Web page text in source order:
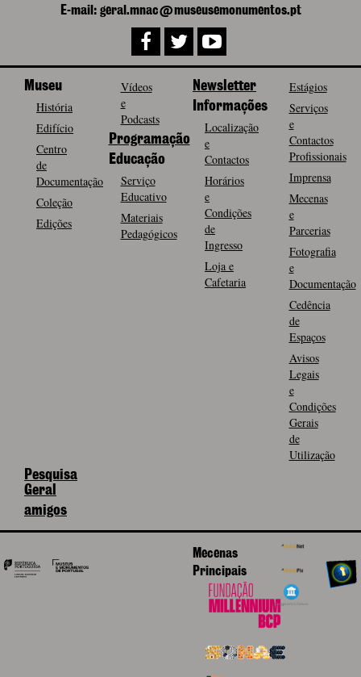
E-mail: geral.mnac@museusemonumentos.pt
Museu
História
Edifício
Centro
de
Documentação
Coleção
Edições
Vídeos
e
Podcasts
Programação
Educação
Serviço
Educativo
Materiais
Pedagógicos
Newsletter
Informações
Localização
e
Contactos
Horários
e
Condições
de
Ingresso
Loja e
Cafetaria
Estágios
Serviços
e
Contactos
Profissionais
Imprensa
Mecenas
e
Parcerias
Fotografia
e
Documentação
Cedência
de
Espaços
Avisos
Legais
e
Condições
Gerais
de
Utilização
Pesquisa
Geral
amigos
Mecenas
Principais